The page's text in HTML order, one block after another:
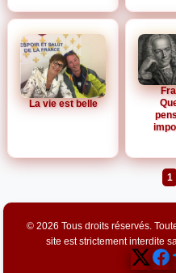
La vie est belle
1
© 2026 Tous droits réservés.
site est strictement interdite